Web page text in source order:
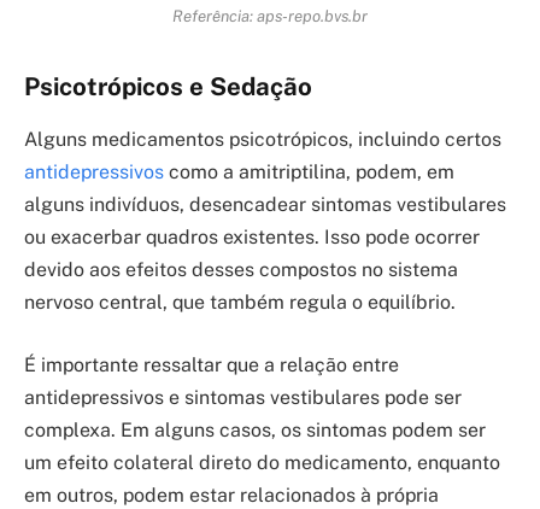
Referência: aps-repo.bvs.br
Psicotrópicos e Sedação
Alguns medicamentos psicotrópicos, incluindo certos
antidepressivos como a amitriptilina, podem, em
alguns indivíduos, desencadear sintomas vestibulares
ou exacerbar quadros existentes. Isso pode ocorrer
devido aos efeitos desses compostos no sistema
nervoso central, que também regula o equilíbrio.
É importante ressaltar que a relação entre
antidepressivos e sintomas vestibulares pode ser
complexa. Em alguns casos, os sintomas podem ser
um efeito colateral direto do medicamento, enquanto
em outros, podem estar relacionados à própria